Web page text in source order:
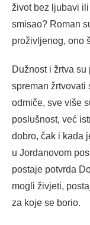
život bez ljubavi
smisao? Roman
proživljenog, ono
Dužnost i žrtva
spreman žrtvovati
odmiče, sve više
poslušnost, već
dobro, čak i kada
u Jordanovom
postaje potvrda
mogli živjeti,
za koje se borio.